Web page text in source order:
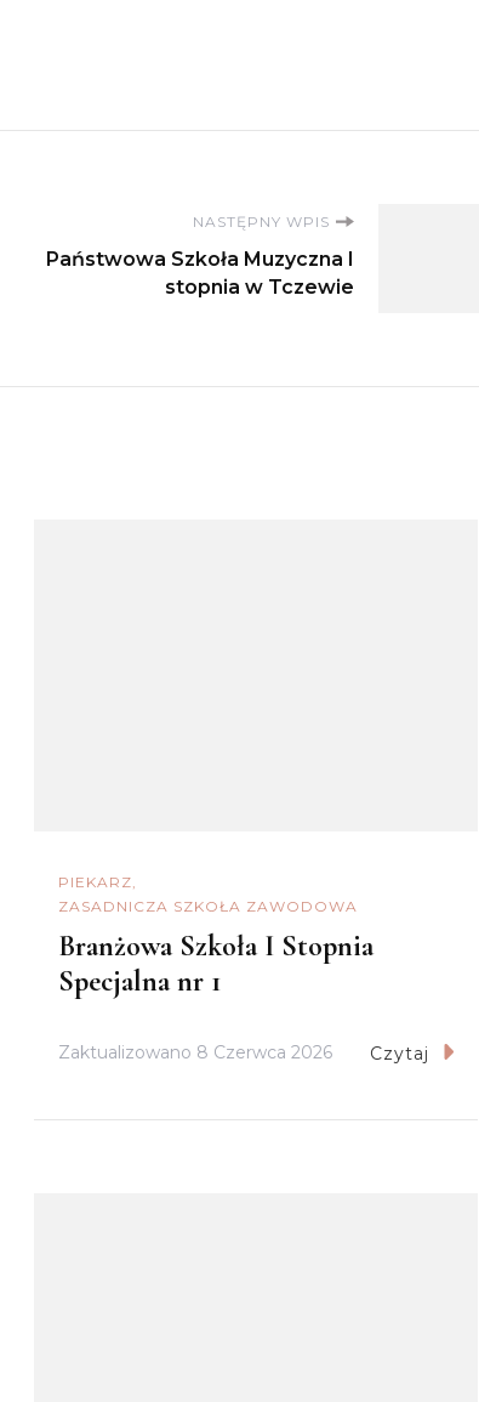
NASTĘPNY WPIS
Państwowa Szkoła Muzyczna I
stopnia w Tczewie
PIEKARZ
ZASADNICZA SZKOŁA ZAWODOWA
Branżowa Szkoła I Stopnia
Specjalna nr 1
Zaktualizowano 8 Czerwca 2026 Czytaj